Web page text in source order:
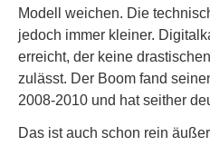
Modell weichen. Die
jedoch immer kleiner.
erreicht, der keine
zulässt. Der Boom fand
2008-2010 und hat seither
Das ist auch schon rein